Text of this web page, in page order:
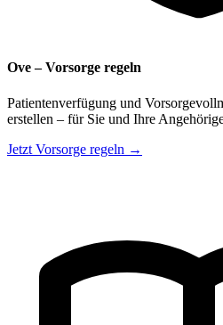
Ove – Vorsorge regeln
Patientenverfügung und
erstellen – für Sie und Ihre
Jetzt Vorsorge regeln →